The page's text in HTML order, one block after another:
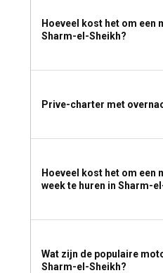
Hoeveel kost het om een
Sharm-el-Sheikh?
Prive-charter met
Hoeveel kost het om een
week te huren in Sharm-
Wat zijn de populaire
Sharm-el-Sheikh?